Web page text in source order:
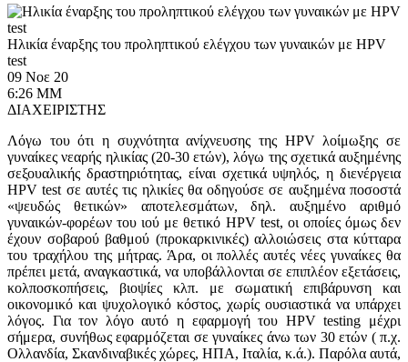
Ηλικία έναρξης του προληπτικού ελέγχου των γυναικών με HPV
test
09 Νοε 20
6:26 ΜΜ
ΔΙΑΧΕΙΡΙΣΤΗΣ
Λόγω του ότι η συχνότητα ανίχνευσης της HPV λοίμωξης σε
γυναίκες νεαρής ηλικίας (20-30 ετών), λόγω της σχετικά αυξημένης
σεξουαλικής δραστηριότητας, είναι σχετικά υψηλός, η διενέργεια
HPV test σε αυτές τις ηλικίες θα οδηγούσε σε αυξημένα ποσοστά
«ψευδώς θετικών» αποτελεσμάτων, δηλ. αυξημένο αριθμό
γυναικών-φορέων του ιού με θετικό HPV test, οι οποίες όμως δεν
έχουν σοβαρού βαθμού (προκαρκινικές) αλλοιώσεις στα κύτταρα
του τραχήλου της μήτρας. Άρα, οι πολλές αυτές νέες γυναίκες θα
πρέπει μετά, αναγκαστικά, να υποβάλλονται σε επιπλέον εξετάσεις,
κολποσκοπήσεις, βιοψίες κλπ. με σωματική επιβάρυνση και
οικονομικό και ψυχολογικό κόστος, χωρίς ουσιαστικά να υπάρχει
λόγος. Για τον λόγο αυτό η εφαρμογή του HPV testing μέχρι
σήμερα, συνήθως εφαρμόζεται σε γυναίκες άνω των 30 ετών ( π.χ.
Ολλανδία, Σκανδιναβικές χώρες, ΗΠΑ, Ιταλία, κ.ά.). Παρόλα αυτά,